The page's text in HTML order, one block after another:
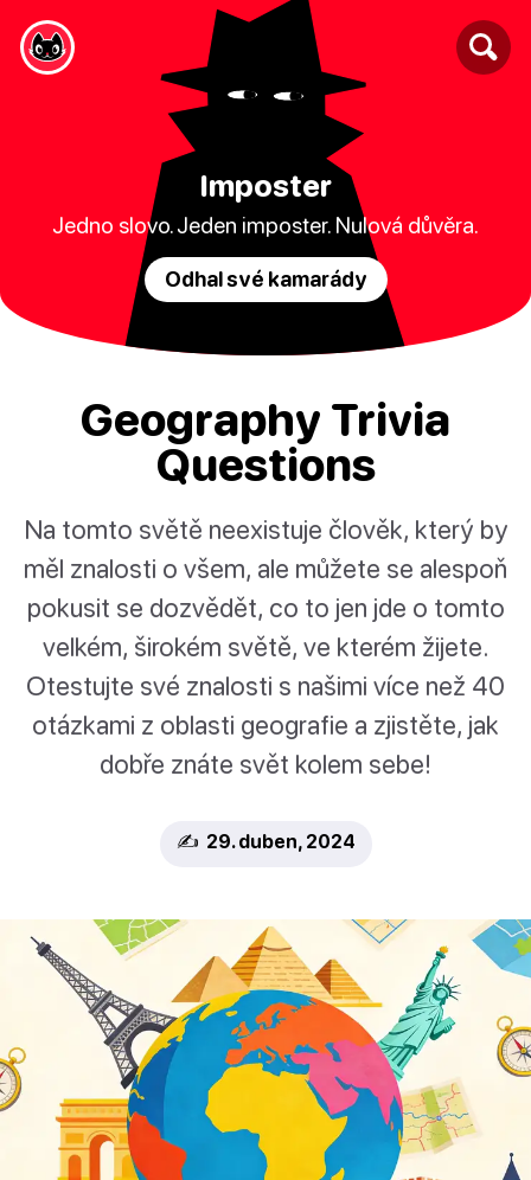
Imposter
Jedno slovo. Jeden imposter. Nulová důvěra.
Odhal své kamarády
Geography Trivia
Questions
Na tomto světě neexistuje člověk, který by
měl znalosti o všem, ale můžete se alespoň
pokusit se dozvědět, co to jen jde o tomto
velkém, širokém světě, ve kterém žijete.
Otestujte své znalosti s našimi více než 40
otázkami z oblasti geografie a zjistěte, jak
dobře znáte svět kolem sebe!
✍️ 29. duben, 2024